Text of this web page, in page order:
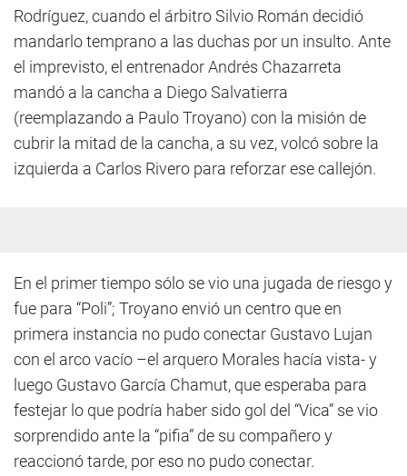
Rodríguez, cuando el árbitro Silvio Román decidió
mandarlo temprano a las duchas por un insulto. Ante
el imprevisto, el entrenador Andrés Chazarreta
mandó a la cancha a Diego Salvatierra
(reemplazando a Paulo Troyano) con la misión de
cubrir la mitad de la cancha, a su vez, volcó sobre la
izquierda a Carlos Rivero para reforzar ese callejón.
En el primer tiempo sólo se vio una jugada de riesgo y
fue para “Poli”; Troyano envió un centro que en
primera instancia no pudo conectar Gustavo Lujan
con el arco vacío –el arquero Morales hacía vista- y
luego Gustavo García Chamut, que esperaba para
festejar lo que podría haber sido gol del “Vica” se vio
sorprendido ante la “pifia” de su compañero y
reaccionó tarde, por eso no pudo conectar.